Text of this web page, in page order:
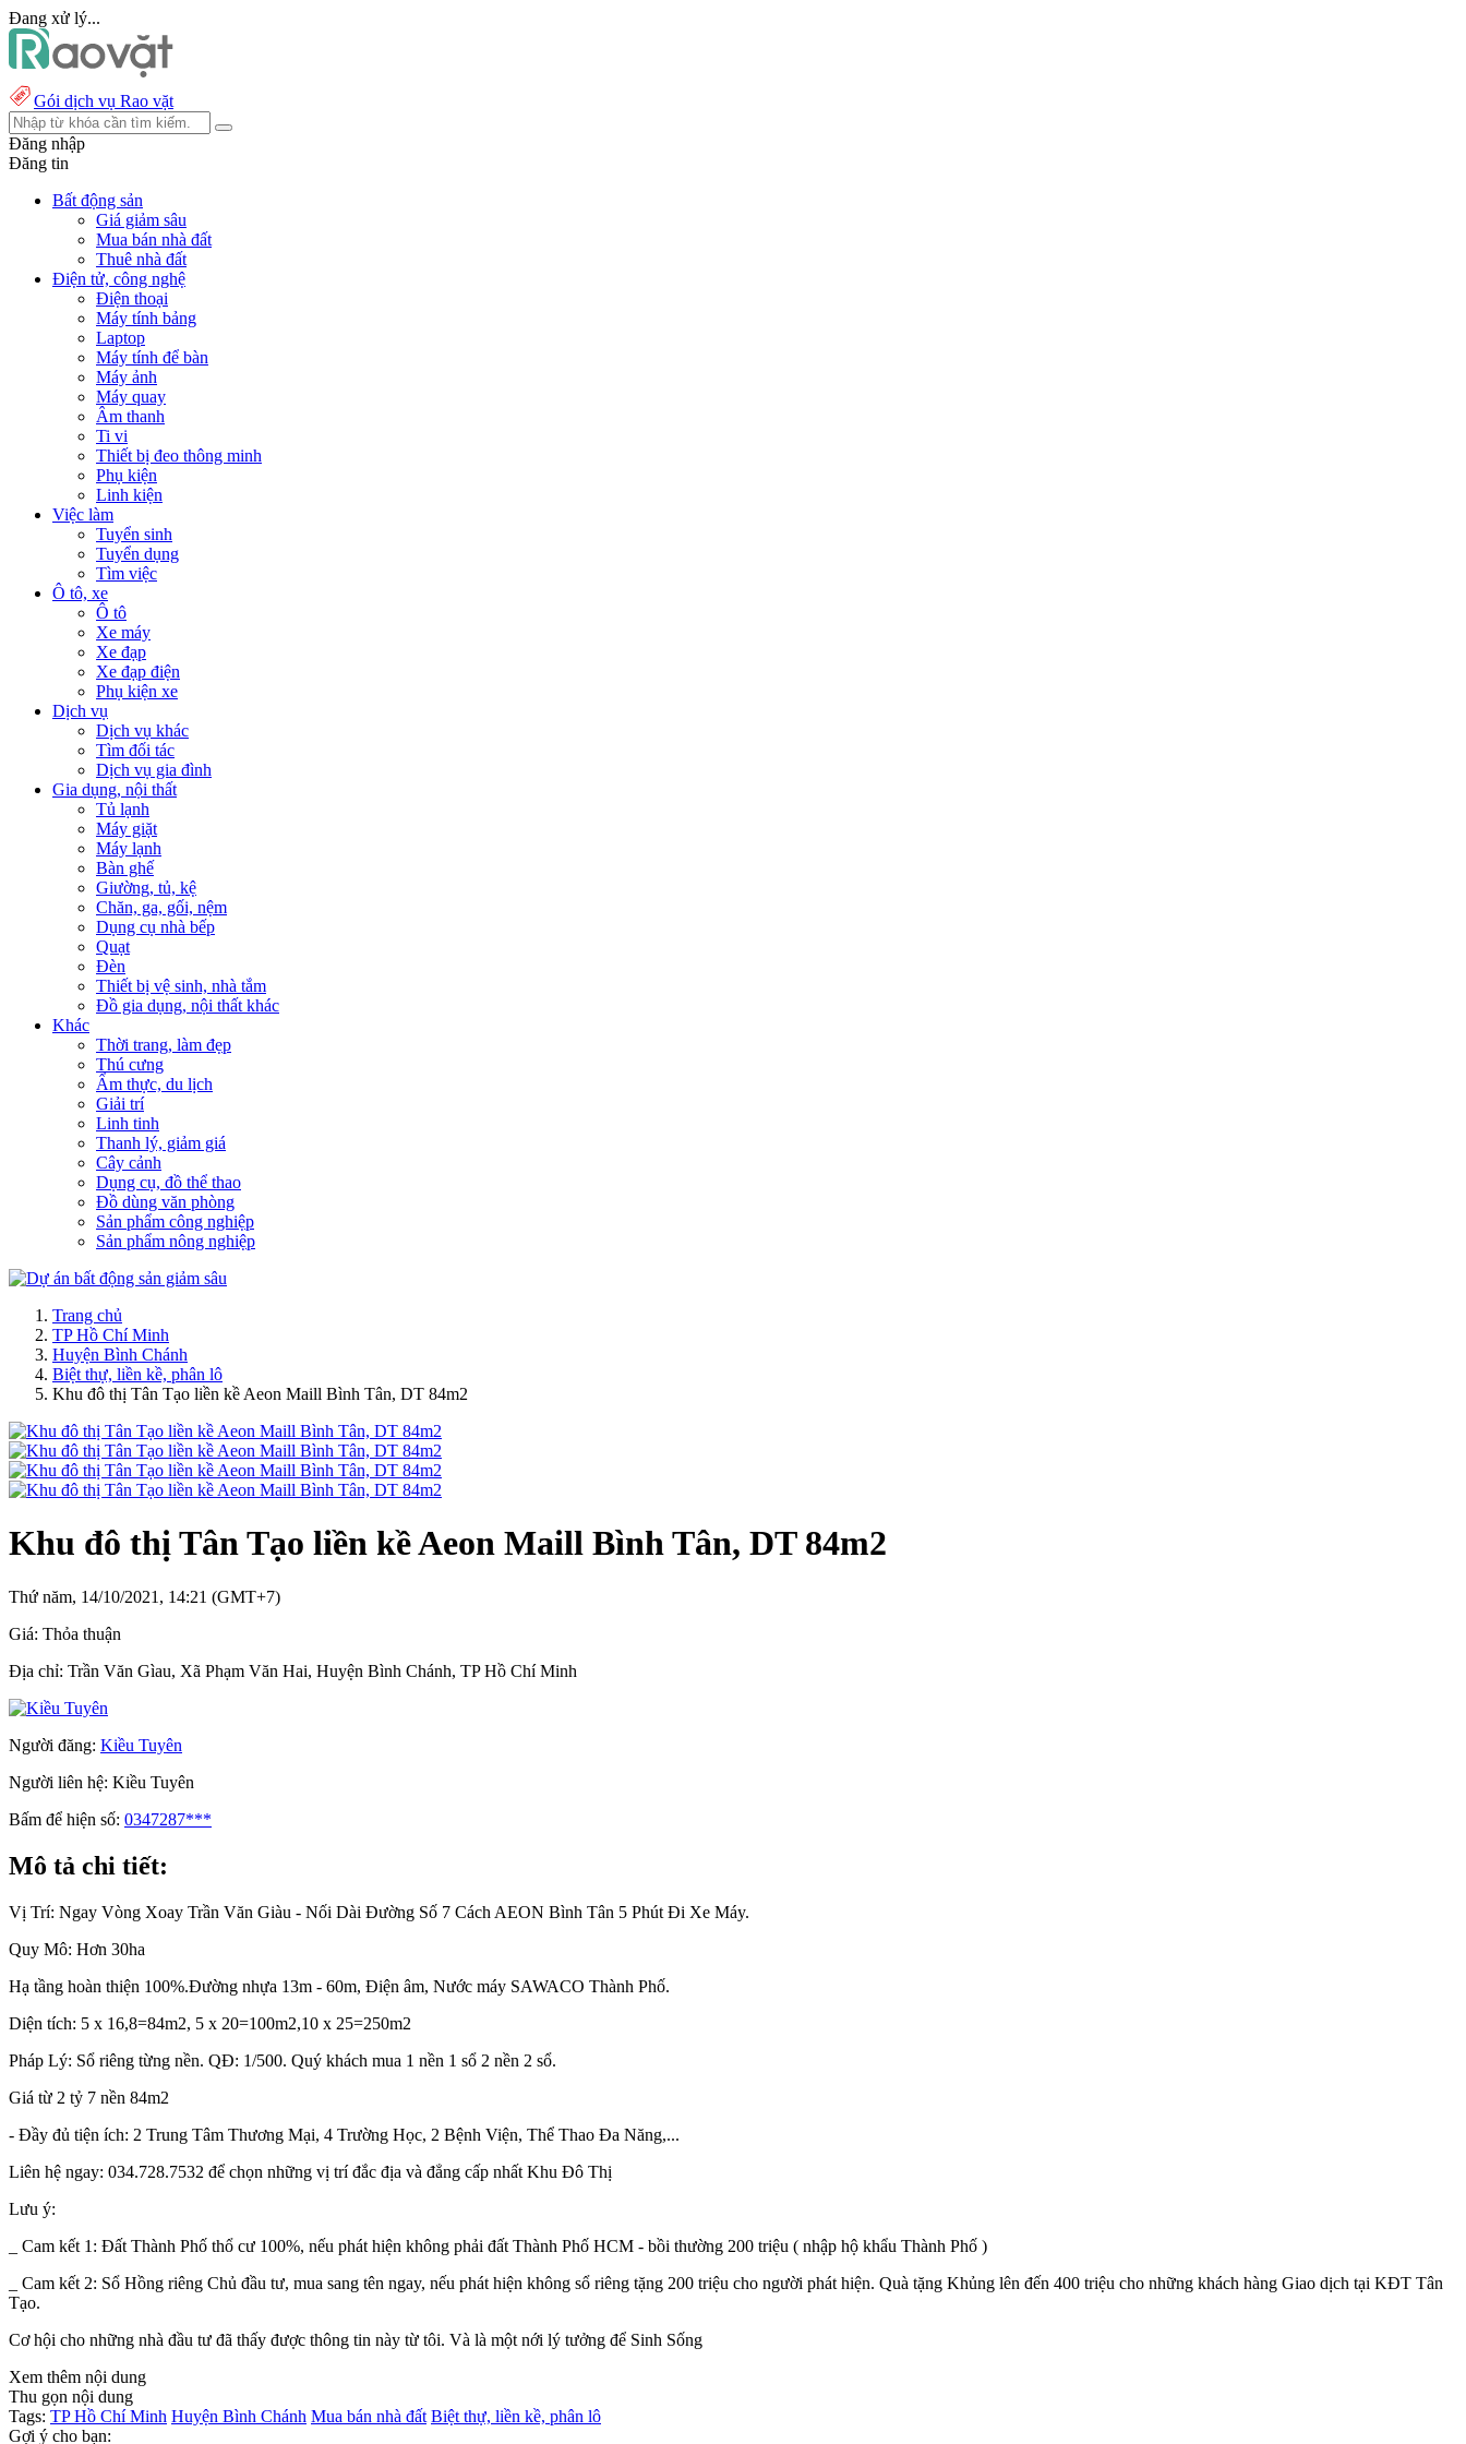
Đang xử lý...
Gói dịch vụ Rao vặt
Đăng nhập
Đăng tin
Bất động sản
Giá giảm sâu
Mua bán nhà đất
Thuê nhà đất
Điện tử, công nghệ
Điện thoại
Máy tính bảng
Laptop
Máy tính để bàn
Máy ảnh
Máy quay
Âm thanh
Ti vi
Thiết bị đeo thông minh
Phụ kiện
Linh kiện
Việc làm
Tuyển sinh
Tuyển dụng
Tìm việc
Ô tô, xe
Ô tô
Xe máy
Xe đạp
Xe đạp điện
Phụ kiện xe
Dịch vụ
Dịch vụ khác
Tìm đối tác
Dịch vụ gia đình
Gia dụng, nội thất
Tủ lạnh
Máy giặt
Máy lạnh
Bàn ghế
Giường, tủ, kệ
Chăn, ga, gối, nệm
Dụng cụ nhà bếp
Quạt
Đèn
Thiết bị vệ sinh, nhà tắm
Đồ gia dụng, nội thất khác
Khác
Thời trang, làm đẹp
Thú cưng
Ẩm thực, du lịch
Giải trí
Linh tinh
Thanh lý, giảm giá
Cây cảnh
Dụng cụ, đồ thể thao
Đồ dùng văn phòng
Sản phẩm công nghiệp
Sản phẩm nông nghiệp
Trang chủ
TP Hồ Chí Minh
Huyện Bình Chánh
Biệt thự, liền kề, phân lô
Khu đô thị Tân Tạo liền kề Aeon Maill Bình Tân, DT 84m2
Khu đô thị Tân Tạo liền kề Aeon Maill Bình Tân, DT 84m2
Thứ năm, 14/10/2021, 14:21 (GMT+7)
Giá: Thỏa thuận
Địa chỉ: Trần Văn Gìau, Xã Phạm Văn Hai, Huyện Bình Chánh, TP Hồ Chí Minh
Người đăng: Kiều Tuyên
Người liên hệ: Kiều Tuyên
Bấm để hiện số: 0347287***
Mô tả chi tiết:
Vị Trí: Ngay Vòng Xoay Trần Văn Giàu - Nối Dài Đường Số 7 Cách AEON Bình Tân 5 Phút Đi Xe Máy.
Quy Mô: Hơn 30ha
Hạ tầng hoàn thiện 100%.Đường nhựa 13m - 60m, Điện âm, Nước máy SAWACO Thành Phố.
Diện tích: 5 x 16,8=84m2, 5 x 20=100m2,10 x 25=250m2
Pháp Lý: Sổ riêng từng nền. QĐ: 1/500. Quý khách mua 1 nền 1 sổ 2 nền 2 sổ.
Giá từ 2 tỷ 7 nền 84m2
- Đầy đủ tiện ích: 2 Trung Tâm Thương Mại, 4 Trường Học, 2 Bệnh Viện, Thể Thao Đa Năng,...️️
Liên hệ ngay: 034.728.7532 để chọn những vị trí đắc địa và đẳng cấp nhất Khu Đô Thị
Lưu ý:
_ Cam kết 1: Đất Thành Phố thổ cư 100%, nếu phát hiện không phải đất Thành Phố HCM - bồi thường 200 triệu ( nhập hộ khẩu Thành Phố )
_ Cam kết 2: Sổ Hồng riêng Chủ đầu tư, mua sang tên ngay, nếu phát hiện không sổ riêng tặng 200 triệu cho người phát hiện. Quà tặng Khủng lên đến 400 triệu cho những khách hàng Giao dịch tại KĐT Tân
Tạo.️️
Cơ hội cho những nhà đầu tư đã thấy được thông tin này từ tôi. Và là một nới lý tưởng để Sinh Sống
Xem thêm nội dung
Thu gọn nội dung
Tags: TP Hồ Chí Minh Huyện Bình Chánh Mua bán nhà đất Biệt thự, liền kề, phân lô
Gợi ý cho bạn: